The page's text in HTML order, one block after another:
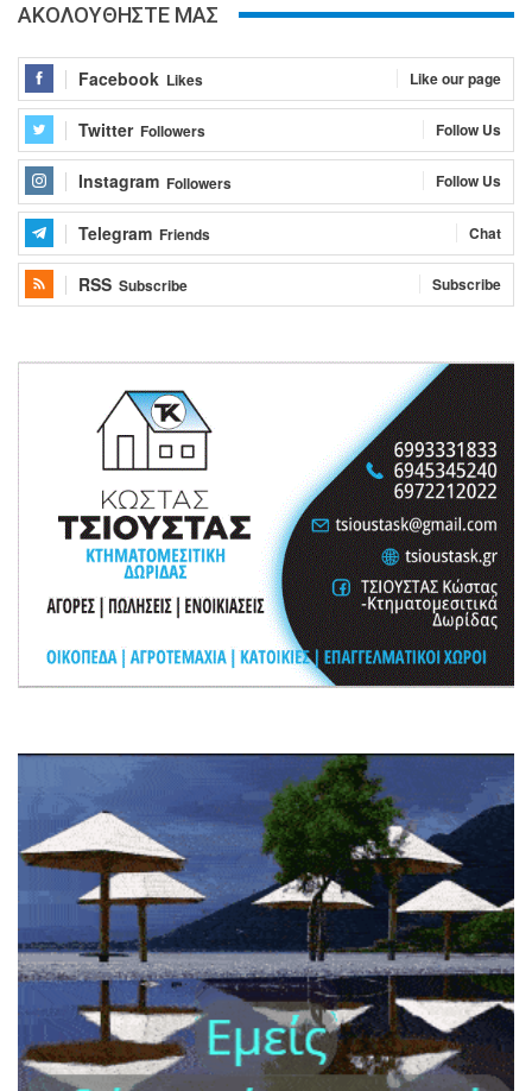
ΑΚΟΛΟΥΘΗΣΤΕ ΜΑΣ
Facebook Likes Like our page
Twitter Followers Follow Us
Instagram Followers Follow Us
Telegram Friends Chat
RSS Subscribe Subscribe